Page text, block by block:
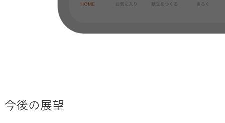
今後の展望